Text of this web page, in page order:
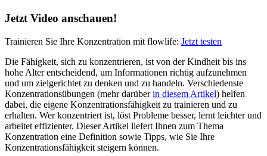
Jetzt Video anschauen!
Trainieren Sie Ihre Konzentration mit flowlife: Jetzt testen
Die Fähigkeit, sich zu konzentrieren, ist von der Kindheit bis ins
hohe Alter entscheidend, um Informationen richtig aufzunehmen
und um zielgerichtet zu denken und zu handeln. Verschiedenste
Konzentrationsübungen (mehr darüberin diesem Artikel) helfen
dabei, die eigene Konzentrationsfähigkeit zu trainieren und zu
erhalten. Wer konzentriert ist, löst Probleme besser, lernt leichter und
arbeitet effizienter. Dieser Artikel liefert Ihnen zum Thema
Konzentration eine Definition sowie Tipps, wie Sie Ihre
Konzentrationsfähigkeit steigern können.